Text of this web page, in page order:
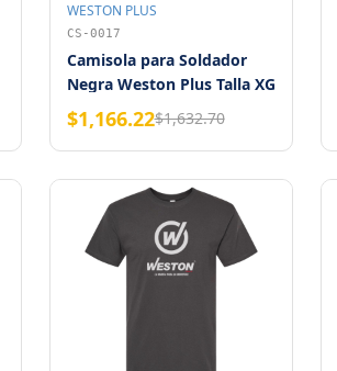
WESTON PLUS
CS-0017
Camisola para Soldador
Negra Weston Plus Talla XG
$1,166.22$1,632.70